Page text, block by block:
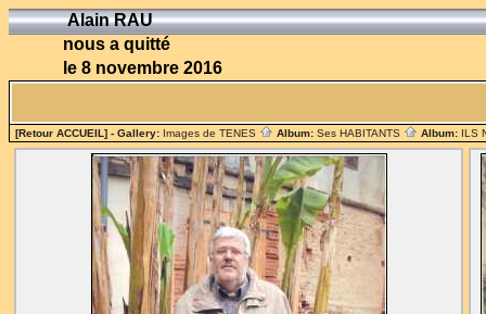
Alain RAU
nous a quitté
le 8 novembre 2016
[Retour ACCUEIL] - Gallery: Images de TENES Album: Ses HABITANTS Album: ILS